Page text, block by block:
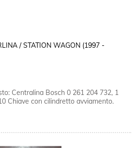
/ STATION WAGON (1997 -
Centralina Bosch 0 261 204 732, 1
Chiave con cilindretto avviamento.